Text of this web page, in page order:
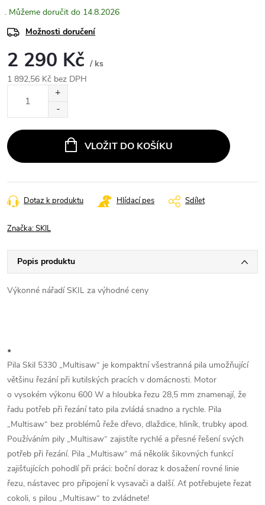
14.8.2026
Možnosti doručení
2 290 Kč / ks
1 892,56 Kč bez DPH
VLOŽIT DO KOŠÍKU
Dotaz k produktu Hlídací pes Sdílet
Značka:SKIL
Popis produktu
Výkonné nářadí SKIL za výhodné ceny
•
Pila Skil 5330 „Multisaw“ je kompaktní všestranná pila umožňující
většinu řezání při kutilských pracích v domácnosti. Motor
o vysokém výkonu 600 W a hloubka řezu 28,5 mm znamenají, že
řadu potřeb při řezání tato pila zvládá snadno a rychle. Pila
„Multisaw“ bez problémů řeže dřevo, dlaždice, hliník, trubky apod.
Používáním pily „Multisaw“ zajistíte rychlé a přesné řešení svých
potřeb při řezání. Pila „Multisaw“ má několik šikovných funkcí
zajišťujících pohodlí při práci: boční doraz k dosažení rovné linie
řezu, nástavec pro připojení k vysavači a další. Ať potřebujete řezat
cokoli, s pilou „Multisaw“ to zvládnete!